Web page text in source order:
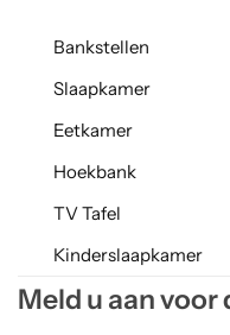
Bankstellen
Slaapkamer
Eetkamer
Hoekbank
TV Tafel
Kinderslaapkamer
Meld u aan